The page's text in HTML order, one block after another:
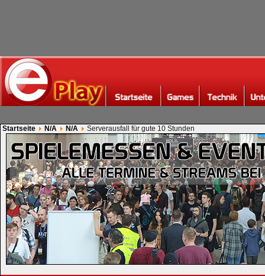
Startseite N/A N/A Serverausfall für gute 10 Stunden